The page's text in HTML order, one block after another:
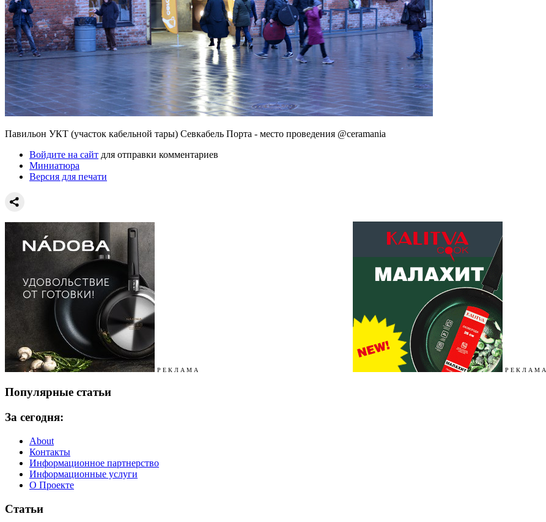
Павильон УКТ (участок кабельной тары) Севкабель Порта - место проведения @ceramania
Войдите на сайт для отправки комментариев
Миниатюра
Версия для печати
Р Е К Л А М А Р Е К Л А М А
Популярные статьи
За сегодня:
About
Контакты
Информационное партнерство
Информационные услуги
О Проекте
Статьи